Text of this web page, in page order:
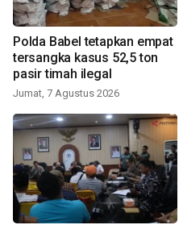
Polda Babel tetapkan empat
tersangka kasus 52,5 ton
pasir timah ilegal
Jumat, 7 Agustus 2026